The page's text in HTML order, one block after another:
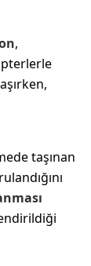
,
taşınan